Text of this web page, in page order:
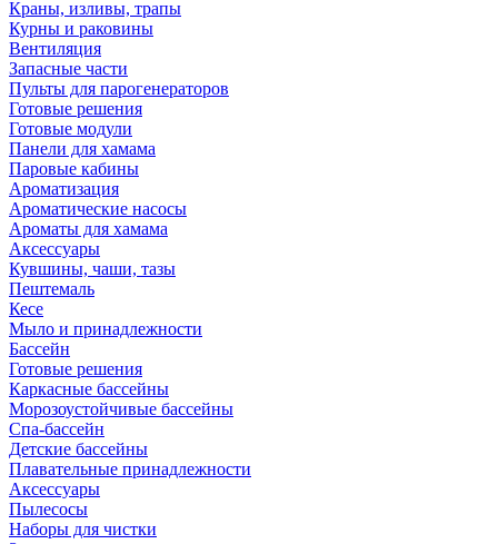
Краны, изливы, трапы
Курны и раковины
Вентиляция
Запасные части
Пульты для парогенераторов
Готовые решения
Готовые модули
Панели для хамама
Паровые кабины
Ароматизация
Ароматические насосы
Ароматы для хамама
Аксессуары
Кувшины, чаши, тазы
Пештемаль
Кесе
Мыло и принадлежности
Бассейн
Готовые решения
Каркасные бассейны
Морозоустойчивые бассейны
Спа-бассейн
Детские бассейны
Плавательные принадлежности
Аксессуары
Пылесосы
Наборы для чистки